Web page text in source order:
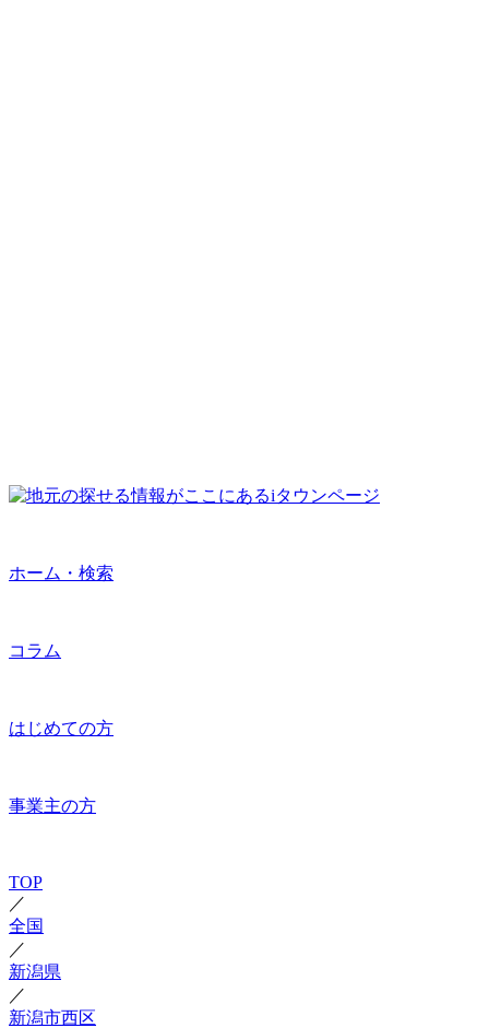
ホーム・検索
コラム
はじめての方
事業主の方
TOP
／
全国
／
新潟県
／
新潟市西区